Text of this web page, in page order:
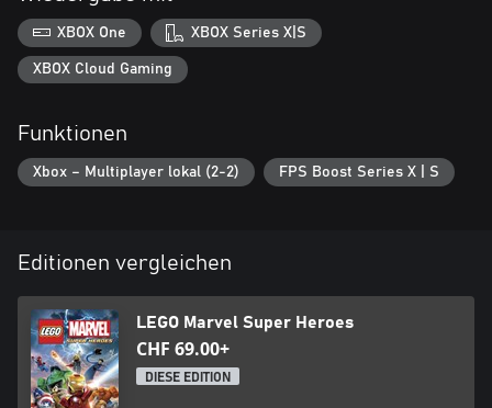
XBOX One XBOX Series X|S
XBOX Cloud Gaming
Funktionen
Xbox – Multiplayer lokal (2-2) FPS Boost Series X | S
Editionen vergleichen
LEGO Marvel Super Heroes
CHF 69.00+
DIESE EDITION